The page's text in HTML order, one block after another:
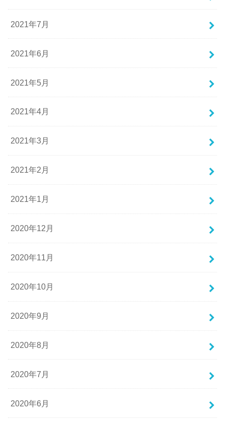
2021年7月
2021年6月
2021年5月
2021年4月
2021年3月
2021年2月
2021年1月
2020年12月
2020年11月
2020年10月
2020年9月
2020年8月
2020年7月
2020年6月